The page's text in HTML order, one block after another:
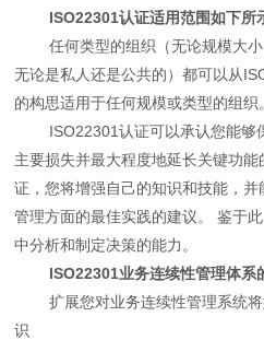
ISO22301认证适用范围如下所
任何类型的组织（无论规模大小
无论是私人还是公共的）都可以从
的构思适用于任何规模或类型的组织
ISO22301认证可以承认您能够
主要损失并最大程度地延长关键功
证，您将增强自己的知识和技能，
管理方面的最佳实践的建议。 鉴于
中分析和制定决策的能力。
ISO22301业务连续性管理体系
扩展您对业务连续性管理系统将
识